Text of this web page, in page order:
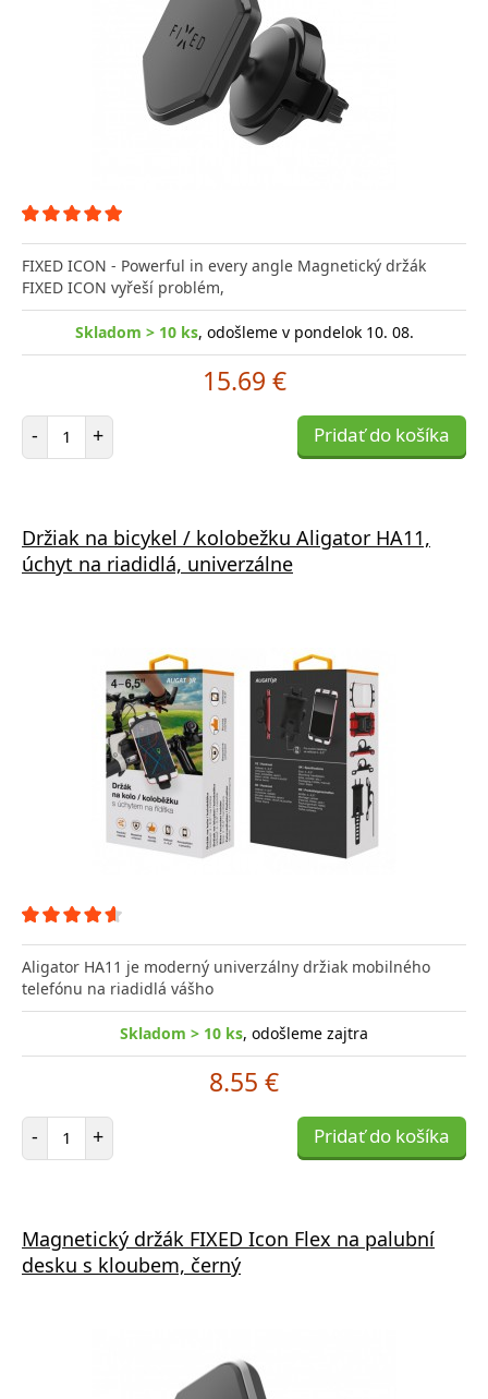
FIXED ICON - Powerful in every angle Magnetický držák
FIXED ICON vyřeší problém,
Skladom > 10 ks, odošleme v pondelok 10. 08.
15.69 €
- Počet položiek
+ Pridať do košíka
Držiak na bicykel / kolobežku Aligator HA11,
úchyt na riadidlá, univerzálne
Aligator HA11 je moderný univerzálny držiak mobilného
telefónu na riadidlá vášho
Skladom > 10 ks, odošleme zajtra
8.55 €
- Počet položiek
+ Pridať do košíka
Magnetický držák FIXED Icon Flex na palubní
desku s kloubem, černý